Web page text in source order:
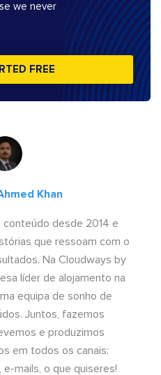
we never
FREE
Khan
conteúdo desde 2014 e
que ressoam com o
Na Cloudways by
líder de alojamento na
equipa de sonho de
Juntos, fazemos
e produzimos
em todos os canais:
e-mails, o que quiseres!